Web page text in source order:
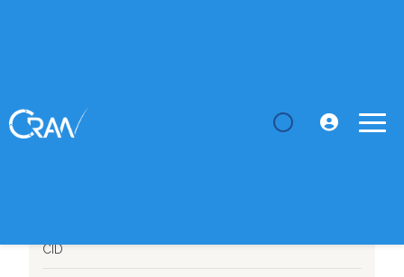
SUJET DE POSTDOC
CID